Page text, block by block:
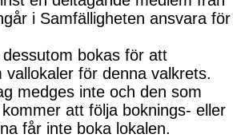
i Samfälligheten ansvara för
bokas för att
vallokaler för denna valkrets.
medges inte och den som
att följa boknings- eller
får inte boka lokalen.